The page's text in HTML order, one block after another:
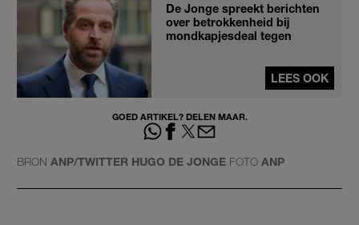
De Jonge spreekt berichten
over betrokkenheid bij
mondkapjesdeal tegen
LEES OOK
GOED ARTIKEL? DELEN MAAR.
BRON ANP/TWITTER HUGO DE JONGE FOTO ANP